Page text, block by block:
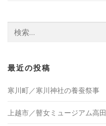
索:
最近の投稿
寒川町／寒川神社の養蚕祭事
上越市／瞽女ミュージアム高田